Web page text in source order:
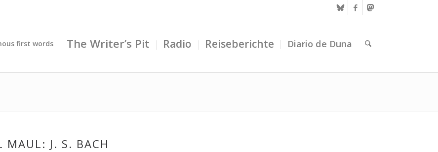
first words The Writer’s Pit Radio Reiseberichte Diario de Duna
MAUL: J. S. BACH